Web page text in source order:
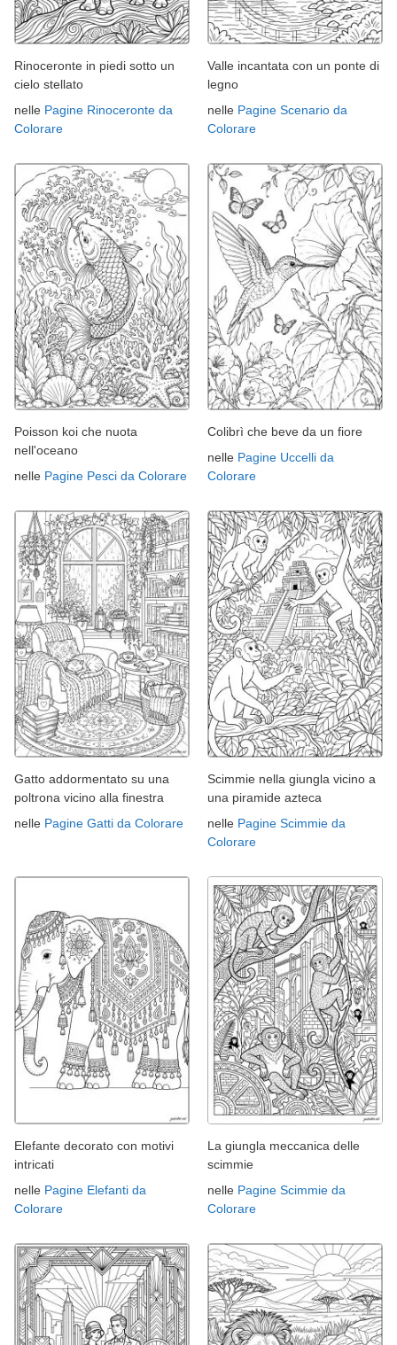
Rinoceronte in piedi sotto un
cielo stellato
nelle Pagine Rinoceronte da
Colorare
Valle incantata con un ponte di
legno
nelle Pagine Scenario da
Colorare
Poisson koi che nuota
nell'oceano
nelle Pagine Pesci da Colorare
Colibrì che beve da un fiore
nelle Pagine Uccelli da
Colorare
Gatto addormentato su una
poltrona vicino alla finestra
nelle Pagine Gatti da Colorare
Scimmie nella giungla vicino a
una piramide azteca
nelle Pagine Scimmie da
Colorare
Elefante decorato con motivi
intricati
nelle Pagine Elefanti da
Colorare
La giungla meccanica delle
scimmie
nelle Pagine Scimmie da
Colorare